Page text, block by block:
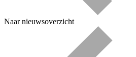
Naar nieuwsoverzicht